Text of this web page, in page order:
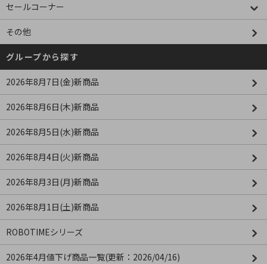
セールコーナー
その他
グループから探す
2026年8月7日(金)新商品
2026年8月6日(木)新商品
2026年8月5日(水)新商品
2026年8月4日(火)新商品
2026年8月3日(月)新商品
2026年8月1日(土)新商品
ROBOTIMEシリーズ
2026年4月値下げ商品一覧(更新：2026/04/16)